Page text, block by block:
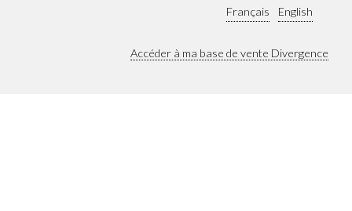
Français English
Accéder à ma base de vente Divergence